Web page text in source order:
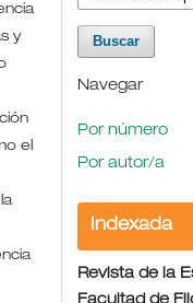
y
el
Navegar
Por número
Por autor/a
Indexada
Revista de la